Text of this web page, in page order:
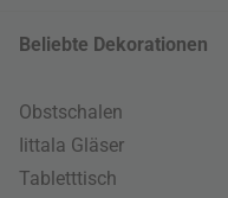
Beliebte Dekorationen
Obstschalen
Iittala Gläser
Tabletttisch